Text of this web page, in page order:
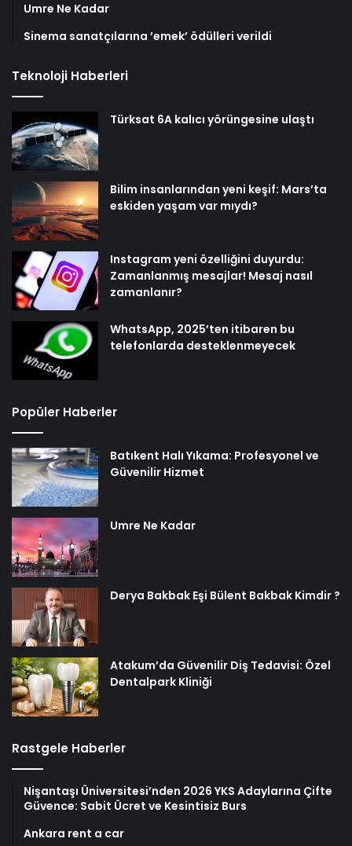
Umre Ne Kadar
Sinema sanatçılarına ’emek’ ödülleri verildi
Teknoloji Haberleri
Türksat 6A kalıcı yörüngesine ulaştı
Bilim insanlarından yeni keşif: Mars’ta
eskiden yaşam var mıydı?
Instagram yeni özelliğini duyurdu:
Zamanlanmış mesajlar! Mesaj nasıl
zamanlanır?
WhatsApp, 2025’ten itibaren bu
telefonlarda desteklenmeyecek
Popüler Haberler
Batıkent Halı Yıkama: Profesyonel ve
Güvenilir Hizmet
Umre Ne Kadar
Derya Bakbak Eşi Bülent Bakbak Kimdir ?
Atakum’da Güvenilir Diş Tedavisi: Özel
Dentalpark Kliniği
Rastgele Haberler
Nişantaşı Üniversitesi’nden 2026 YKS Adaylarına Çifte
Güvence: Sabit Ücret ve Kesintisiz Burs
Ankara rent a car